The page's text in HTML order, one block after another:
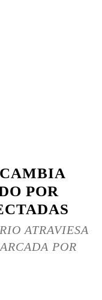
POR
ATRAVIESA
POR